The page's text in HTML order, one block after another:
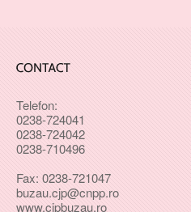
Telefon:
0238-724041
0238-724042
0238-710496
Fax: 0238-721047
buzau.cjp@cnpp.ro
www.cjpbuzau.ro